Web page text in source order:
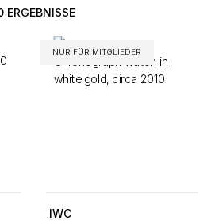
ERGEBNISSE
NUR FÜR MITGLIEDER
IWC